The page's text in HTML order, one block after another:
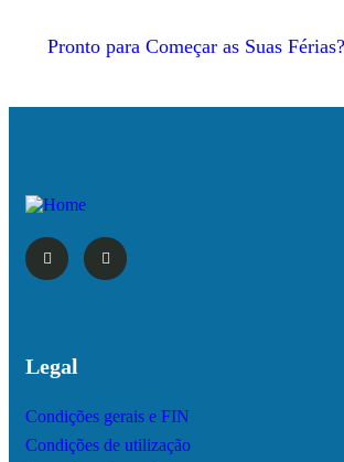
Pronto para Começar as Suas Férias?
Legal
Condições gerais e FIN
Condições de utilização